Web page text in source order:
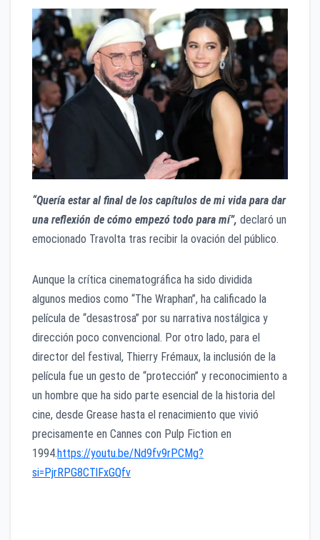
“Quería estar al final de los capítulos de mi vida para dar
una reflexión de cómo empezó todo para mí”, declaró un
emocionado Travolta tras recibir la ovación del público.
Aunque la crítica cinematográfica ha sido dividida
algunos medios como “The Wraphan”, ha calificado la
película de “desastrosa” por su narrativa nostálgica y
dirección poco convencional. Por otro lado, para el
director del festival, Thierry Frémaux, la inclusión de la
película fue un gesto de “protección” y reconocimiento a
un hombre que ha sido parte esencial de la historia del
cine, desde Grease hasta el renacimiento que vivió
precisamente en Cannes con Pulp Fiction en
1994.https://youtu.be/Nd9fv9rPCMg?
si=PjrRPG8CTlFxGQfv